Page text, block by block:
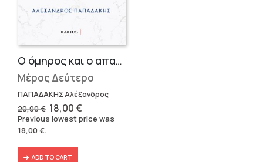
Ο όμηρος και ο απαγωγέας
Μέρος Δεύτερο
ΠΑΠΑΔΑΚΗΣ Αλέξανδρος
20,00€ Original
price
was:
18,00€Current
price
is:
Previous lowest price was
18,00€.
ADD TO CART